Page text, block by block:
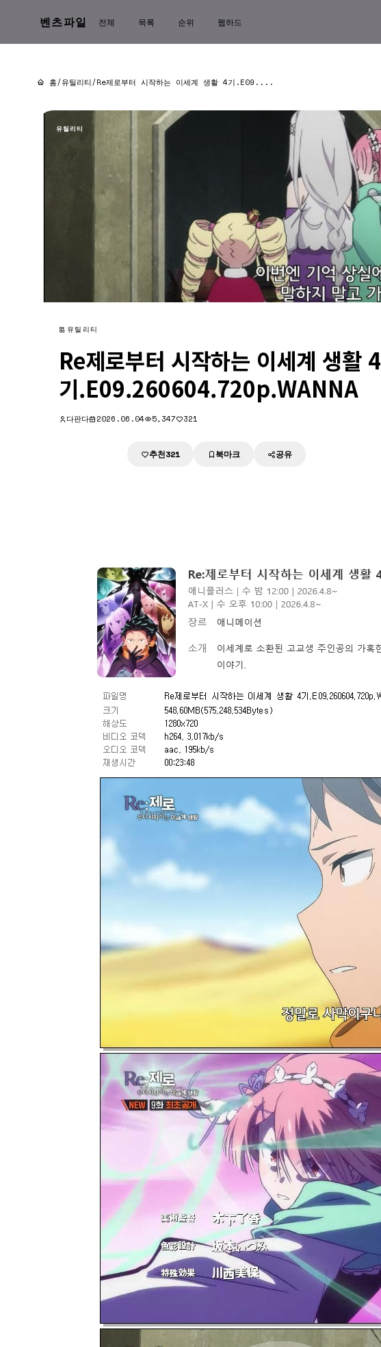
벤츠파일 전체 목록 순위 웹하드
홈/유틸리티/Re제로부터 시작하는 이세계 생활 4기.E09....
유틸리티
유틸리티
Re제로부터 시작하는 이세계 생활 4
기.E09.260604.720p.WANNA
다판다 2026.06.04 5,347 321
추천321 북마크 공유